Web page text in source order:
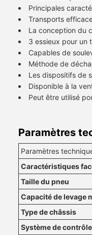
Principales
Transports
La conception du
3 essieux pour un
Capables de
Méthode de
Les dispositifs de
Disponible à la
Peut être utilisé
Paramètres
Paramètres
Caractéristiques
Taille du pneu
Capacité de levage
Type de châssis
Système de contrôle